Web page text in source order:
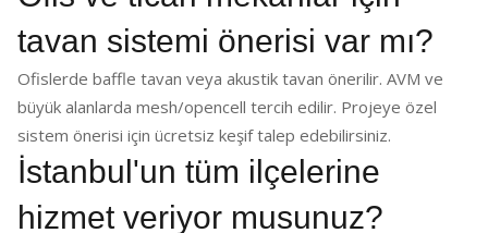
tavan sistemi önerisi var mı?
Ofislerde baffle tavan veya akustik tavan önerilir. AVM ve
büyük alanlarda mesh/opencell tercih edilir. Projeye özel
sistem önerisi için ücretsiz keşif talep edebilirsiniz.
İstanbul'un tüm ilçelerine
hizmet veriyor musunuz?